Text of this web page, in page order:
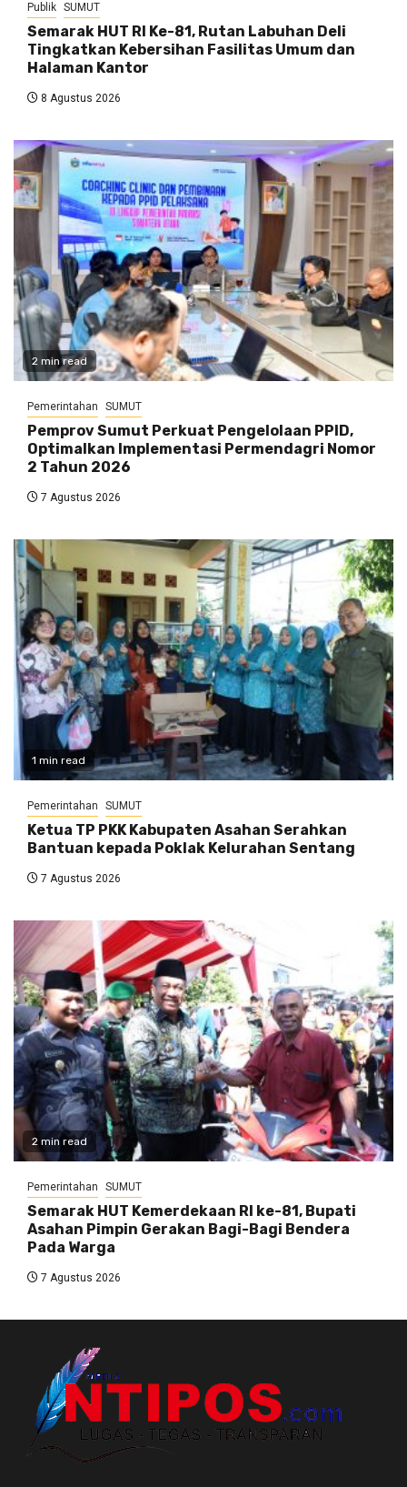
Publik SUMUT
Semarak HUT RI Ke-81, Rutan Labuhan Deli
Tingkatkan Kebersihan Fasilitas Umum dan
Halaman Kantor
8 Agustus 2026
2 min read
Pemerintahan SUMUT
Pemprov Sumut Perkuat Pengelolaan PPID,
Optimalkan Implementasi Permendagri Nomor
2 Tahun 2026
7 Agustus 2026
1 min read
Pemerintahan SUMUT
Ketua TP PKK Kabupaten Asahan Serahkan
Bantuan kepada Poklak Kelurahan Sentang
7 Agustus 2026
2 min read
Pemerintahan SUMUT
Semarak HUT Kemerdekaan RI ke-81, Bupati
Asahan Pimpin Gerakan Bagi-Bagi Bendera
Pada Warga
7 Agustus 2026